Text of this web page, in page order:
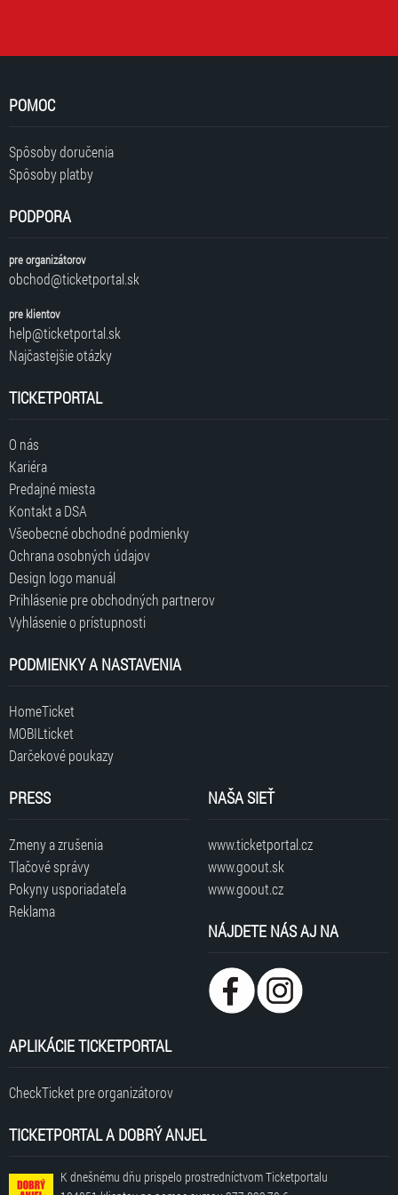
POMOC
Spôsoby doručenia
Spôsoby platby
PODPORA
pre organizátorov
obchod@ticketportal.sk
pre klientov
help@ticketportal.sk
Najčastejšie otázky
TICKETPORTAL
O nás
Kariéra
Predajné miesta
Kontakt a DSA
Všeobecné obchodné podmienky
Ochrana osobných údajov
Design logo manuál
Prihlásenie pre obchodných partnerov
Vyhlásenie o prístupnosti
PODMIENKY A NASTAVENIA
HomeTicket
MOBILticket
Darčekové poukazy
PRESS
Zmeny a zrušenia
Tlačové správy
Pokyny usporiadateľa
Reklama
NAŠA SIEŤ
www.ticketportal.cz
www.goout.sk
www.goout.cz
NÁJDETE NÁS AJ NA
APLIKÁCIE TICKETPORTAL
CheckTicket pre organizátorov
TICKETPORTAL A DOBRÝ ANJEL
K dnešnému dňu prispelo prostredníctvom Ticketportalu